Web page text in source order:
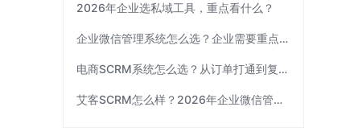
2026年企业选私域工具，重点看什么？
企业微信管理系统怎么选？企业需要重点考察这7项能力|艾客SCRM
电商SCRM系统怎么选？从订单打通到复购运营 | 艾客SCRM
艾客SCRM怎么样？2026年企业微信管理工具选型指南